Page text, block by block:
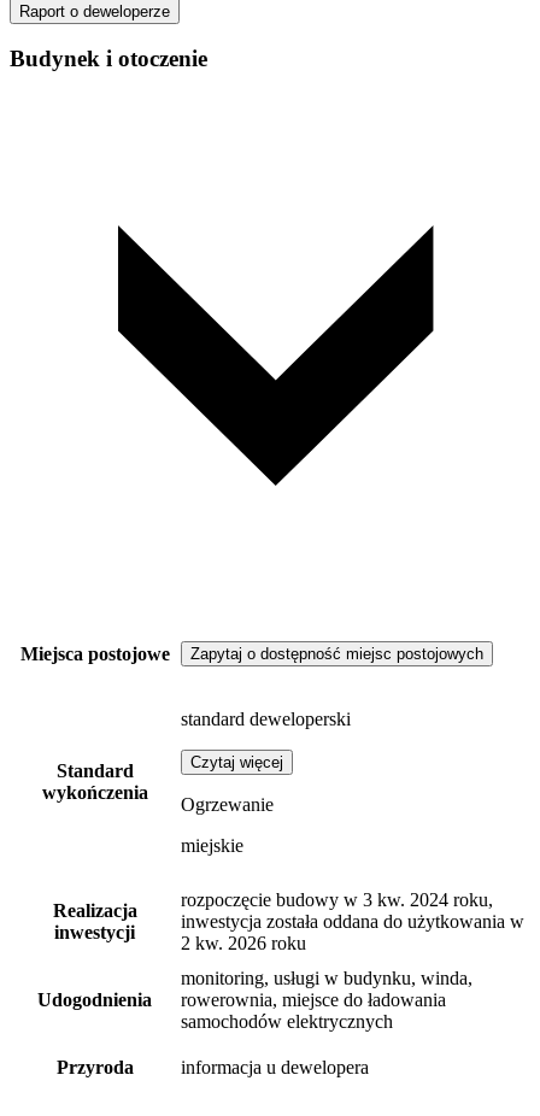
Raport o deweloperze
Budynek i otoczenie
Miejsca postojowe Zapytaj o dostępność miejsc postojowych
Standard
wykończenia
standard deweloperski
Czytaj więcej
Ogrzewanie
miejskie
Realizacja
inwestycji
rozpoczęcie budowy w 3 kw. 2024 roku,
inwestycja została oddana do użytkowania w
2 kw. 2026 roku
Udogodnienia
monitoring, usługi w budynku, winda,
rowerownia, miejsce do ładowania
samochodów elektrycznych
Przyroda informacja u dewelopera